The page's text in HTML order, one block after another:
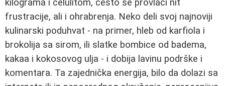
kilograma i celulitom, često se provlači nit
frustracije, ali i ohrabrenja. Neko deli svoj najnoviji
kulinarski poduhvat - na primer, hleb od karfiola i
brokolija sa sirom, ili slatke bombice od badema,
kakaa i kokosovog ulja - i dobija lavinu podrške i
komentara. Ta zajednička energija, bilo da dolazi sa